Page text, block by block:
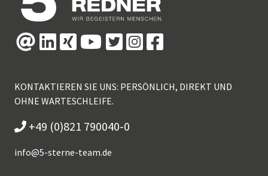
KONTAKTIEREN SIE UNS: PERSÖNLICH, DIREKT UND
OHNE WARTESCHLEIFE.
+49 (0)821 790040-0
info@5-sterne-team.de